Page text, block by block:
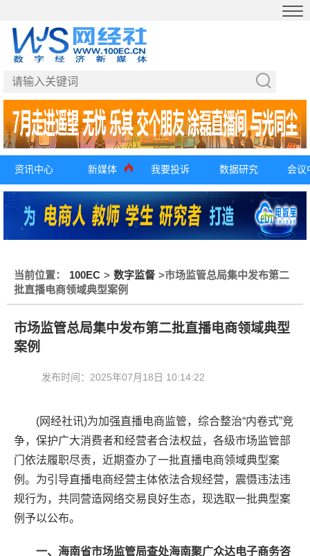
资讯中心 新媒体 我要投诉 数据研究 会议
当前位置： 100EC > 数字监督 >市场监管总局集中发布第二
批直播电商领域典型案例
市场监管总局集中发布第二批直播电商领域典型
案例
发布时间： 2025年07月18日 10:14:22
(网经社讯)为加强直播电商监管，综合整治“内卷式”竞
争，保护广大消费者和经营者合法权益，各级市场监管部
门依法履职尽责，近期查办了一批直播电商领域典型案
例。为引导直播电商经营主体依法合规经营，震慑违法违
规行为，共同营造网络交易良好生态，现选取一批典型案
例予以公布。
一、海南省市场监管局查处海南聚广众达电子商务咨